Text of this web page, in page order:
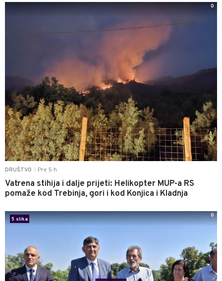
DRUŠTVO Pre 5 h
Vatrena stihija i dalje prijeti: Helikopter MUP-a RS
pomaže kod Trebinja, gori i kod Konjica i Kladnja
0
5 slika
0